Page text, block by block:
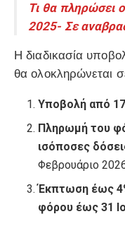
Τι θα πληρώσει
2025- Σε
Η διαδικασία
θα ολοκληρώνεται
Υποβολή από
Πληρωμή του
ισόποσες
Φεβρουάριο
Έκπτωση έως
φόρου έως 31